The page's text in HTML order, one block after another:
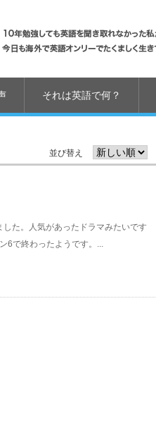
それは英語で何？
並び替え
た。人気があったドラマみたいです
6で終わったようです。...